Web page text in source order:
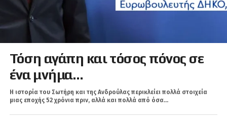
Τόση αγάπη και τόσος πόνος σε
ένα μνήμα…
Η ιστορία του Σωτήρη και της Ανδρούλας περικλείει πολλά στοιχεία
μιας εποχής 52 χρόνια πριν, αλλά και πολλά από όσα...